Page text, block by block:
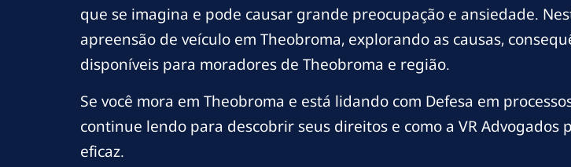
que se imagina e pode causar grande preocupação e ansiedade.
apreensão de veículo em Theobroma, explorando as causas,
disponíveis para moradores de Theobroma e região.
Se você mora em Theobroma e está lidando com Defesa em
continue lendo para descobrir seus direitos e como a VR
eficaz.